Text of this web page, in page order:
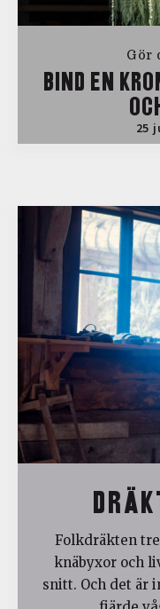
Gör
BIND EN
25
Folkdräkten
knäbyxor och
snitt. Och det är